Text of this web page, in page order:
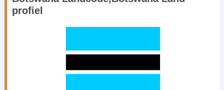
profiel